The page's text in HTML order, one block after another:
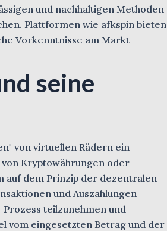
und nachhaltigen Methoden
Plattformen wie afkspin bieten
Vorkenntnisse am Markt
seine
von virtuellen Rädern ein
von Kryptowährungen oder
auf dem Prinzip der dezentralen
und Auszahlungen
teilzunehmen und
vom eingesetzten Betrag und der